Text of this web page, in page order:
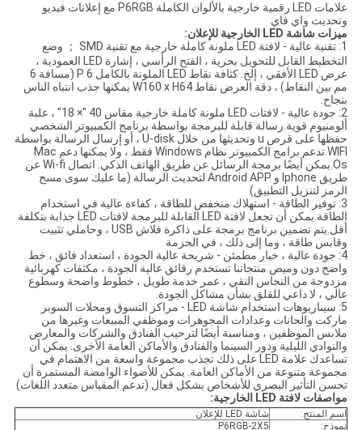
علامات LED رقمية خارجية بالألوان الكاملة P6RGB مع إعلانات فيديو
وتحديث واي فاي
ميزات شاشة LED الخارجية للإعلان:
1: تقنية عالية - لافتة LED ملونة كاملة خارجية مع تقنية SMD ； وضع
التخطيط القابل للتحويل بحرية ، الفتح الرأسي ، إشارة LED العمودية ،
عرض LED الأفقي ، إلخ. كثافة نقاط LED الملونة بالكامل P 6 (مسافة 6
مم بين النقاط) ، دقة العرض نقاط W160 x H64 يمكنها جذب انتباه الناس
بنجاح.
2: جودة عالية - لافتات LED ملونة كاملة خارجية مقاس 40 "× 18" ، علبة
ألومنيوم قوية.رسالة قابلة للبرمجة بواسطة برنامج الكمبيوتر الشخصي
حفظها على قرص u وتحديثها من خلال U-disk ، أو إرسال الرسالة بواسطة
WIFI.تدعم برامج الكمبيوتر نظام Windows فقط ، ولا يمكنها دعم Mac
Os.يمكن أيضًا برمجة الرسائل عن طريق الهاتف الذكي. اتصال Wi-fi عن
طريق Iphone و Android APP لتحديث الرسالة (ما عليك سوى مسح
الرمز لتنزيل التطبيق)
3: توفير الطاقة - استهلاك منخفض للطاقة ، كفاءة عالية في استخدام
الطاقة.يمكن أن تجعل لافتة LED القابلة للبرمجة لافتات LED جذابة بتكلفة
أقل.يتم تضمين برنامج برمجة على ذاكرة فلاش USB ، وحاملي تثبيت
وقابس طاقة ، وما إلى ذلك ، في الحزمة
4: جودة عالية ، خيار مطمئن - شريحة عالية الجودة ، استعداد فائق ، خط
واضح دون وميض.منتجاتنا تستخدم رقائق عالية الجودة ، مكثفات كهربائية
مزدوجة من النحاس النقي ، عمر خدمة طويل ، خطوط واضحة وسطوع
عالي ، لا داعي للقلق بشأن مشاكل الجودة.
5: سيناريوهات استخدام شاشة LED - مراكز التسوق ومحلات السوبر
ماركت والحانات وعدادات المجوهرات وموظفي المبيعات وغيرها من
ملابس الموظفين ، ومناسبة أيضًا لترحيب الفنادق والشركات والمعارض
والنوادي الليلية ودور السينما والفنادق والأماكن العامة الأخرى. يمكن أن
تساعدك علامة LED على ذلك تجذب مجموعة واسعة من الاهتمام في
مجموعة متنوعة من الأماكن العامة. يمكن للأضواء الوامضة المستمرة أن
تحسن التأثير البصري للأشخاص بشكل فعال (تدعم المقياس متعدد اللغات)
مواصفات لافتة LED الخارجية:
اسم المنتج:
شاشة LED للإعلان
نموذج:
P6RGB-2X5